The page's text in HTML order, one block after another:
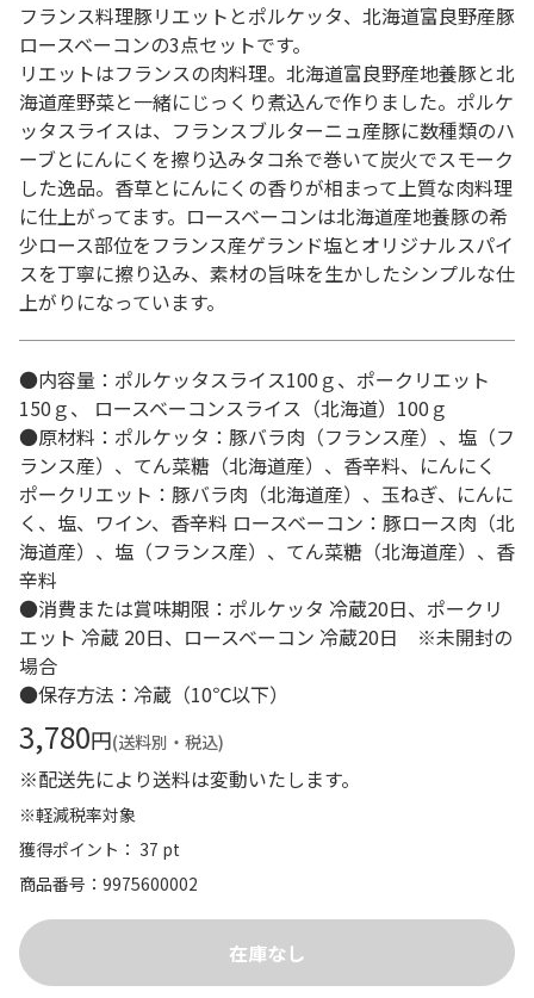
フランス料理豚リエットとポルケッタ、北海道富良野産豚
ロースベーコンの3点セットです。
リエットはフランスの肉料理。北海道富良野産地養豚と北
海道産野菜と一緒にじっくり煮込んで作りました。ポルケ
ッタスライスは、フランスブルターニュ産豚に数種類のハ
ーブとにんにくを擦り込みタコ糸で巻いて炭火でスモーク
した逸品。香草とにんにくの香りが相まって上質な肉料理
に仕上がってます。ロースベーコンは北海道産地養豚の希
少ロース部位をフランス産ゲランド塩とオリジナルスパイ
スを丁寧に擦り込み、素材の旨味を生かしたシンプルな仕
上がりになっています。
●内容量：ポルケッタスライス100ｇ、ポークリエット
150ｇ、 ロースベーコンスライス（北海道）100ｇ
●原材料：ポルケッタ：豚バラ肉（フランス産）、塩（フ
ランス産）、てん菜糖（北海道産）、香辛料、にんにく
ポークリエット：豚バラ肉（北海道産）、玉ねぎ、にんに
く、塩、ワイン、香辛料 ロースベーコン：豚ロース肉（北
海道産）、塩（フランス産）、てん菜糖（北海道産）、香
辛料
●消費または賞味期限：ポルケッタ 冷蔵20日、ポークリ
エット 冷蔵 20日、ロースベーコン 冷蔵20日 ※未開封の
場合
●保存方法：冷蔵（10℃以下）
3,780円(送料別・税込)
※配送先により送料は変動いたします。
※軽減税率対象
獲得ポイント： 37 pt
商品番号
9975600002